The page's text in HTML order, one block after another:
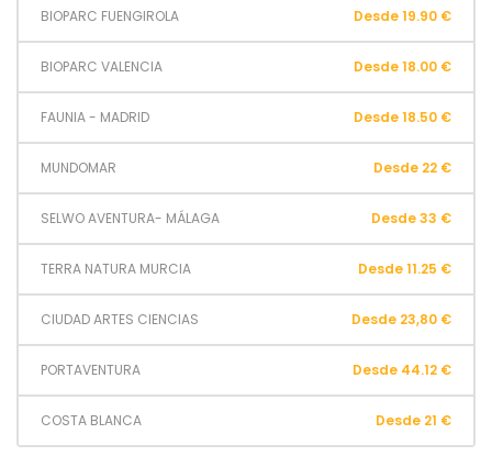
BIOPARC FUENGIROLA Desde 19.90 €
BIOPARC VALENCIA Desde 18.00 €
FAUNIA - MADRID Desde 18.50 €
MUNDOMAR Desde 22 €
SELWO AVENTURA- MÁLAGA Desde 33 €
TERRA NATURA MURCIA Desde 11.25 €
CIUDAD ARTES CIENCIAS Desde 23,80 €
PORTAVENTURA Desde 44.12 €
COSTA BLANCA Desde 21 €